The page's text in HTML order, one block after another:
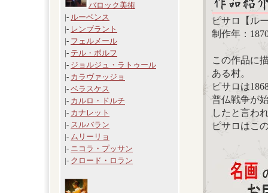
バロック美術
|- ルーベンス
|- レンブラント
|- フェルメール
|- テル・ボルフ
|- ジョルジュ・ラトゥール
|- カラヴァッジョ
|- ベラスケス
|- カルロ・ドルチ
|- カナレット
|- スルバラン
|- ムリーリョ
|- ニコラ・プッサン
|- クロード・ロラン
ピサロ【ル
制作年：
この作品に
ある村。
ピサロは
普仏戦争が
したと言わ
ピサロはこ